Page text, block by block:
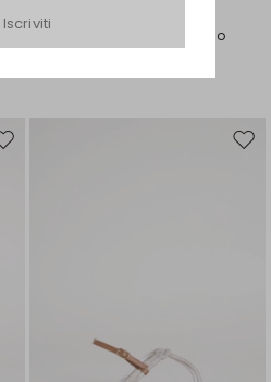
Sandali con tacco a blocco
Sposta
Iscriviti